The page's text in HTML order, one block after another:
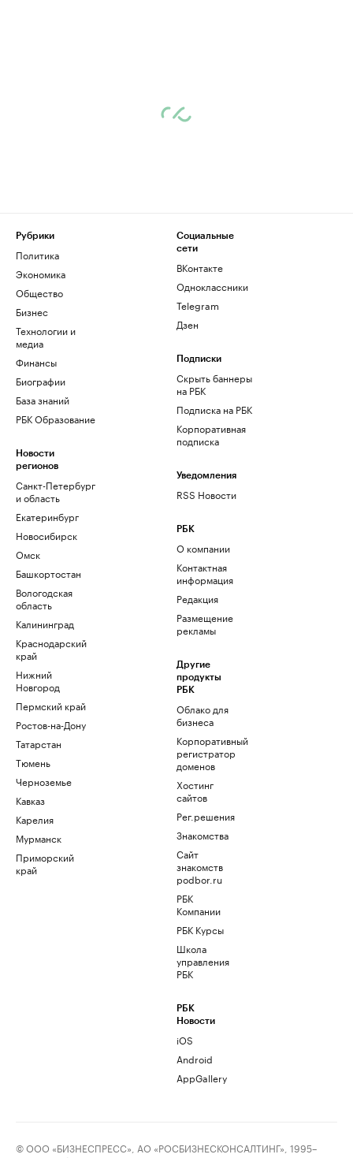
Рубрики
Политика
Экономика
Общество
Бизнес
Технологии и
медиа
Финансы
Биографии
База знаний
РБК Образование
Новости
регионов
Санкт-Петербург
и область
Екатеринбург
Новосибирск
Омск
Башкортостан
Вологодская
область
Калининград
Краснодарский
край
Нижний
Новгород
Пермский край
Ростов-на-Дону
Татарстан
Тюмень
Черноземье
Кавказ
Карелия
Мурманск
Приморский
край
Социальные
сети
ВКонтакте
Одноклассники
Telegram
Дзен
Подписки
Скрыть баннеры
на РБК
Подписка на РБК
Корпоративная
подписка
Уведомления
RSS Новости
РБК
О компании
Контактная
информация
Редакция
Размещение
рекламы
Другие
продукты
РБК
Облако для
бизнеса
Корпоративный
регистратор
доменов
Хостинг
сайтов
Рег.решения
Знакомства
Сайт
знакомств
podbor.ru
РБК
Компании
РБК Курсы
Школа
управления
РБК
РБК
Новости
iOS
Android
AppGallery
© ООО «БИЗНЕСПРЕСС», АО «РОСБИЗНЕСКОНСАЛТИНГ», 1995–